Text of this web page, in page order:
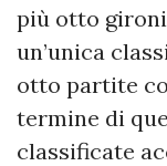
più otto
un’unica
otto partite
termine di
classificate